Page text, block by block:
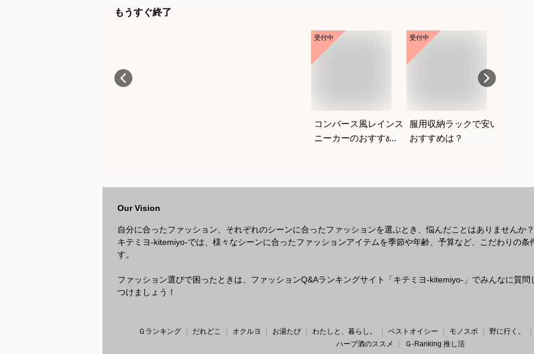
もうすぐ終了
受付中
コンバース風レインス
ニーカーのおすすめ
受付中
服用収納ラックで安い
おすすめは？
Our Vision
自分に合ったファッション、それぞれのシーンに合ったファッションを選ぶとき、悩んだことはありませんか？
キテミヨ-kitemiyo-では、様々なシーンに合ったファッションアイテムを季節や年齢、予算など、こだわりの条
す。
ファッション選びで困ったときは、ファッションQ&Aランキングサイト「キテミヨ-kitemiyo-」でみんなに質
つけましょう！
Ｇランキング だれどこ オクルヨ お湯たび わたしと、暮らし。 ベストオイシー モノスポ 野に行く。
ハーブ酒のススメ
Ｇ-Ranking 推し活